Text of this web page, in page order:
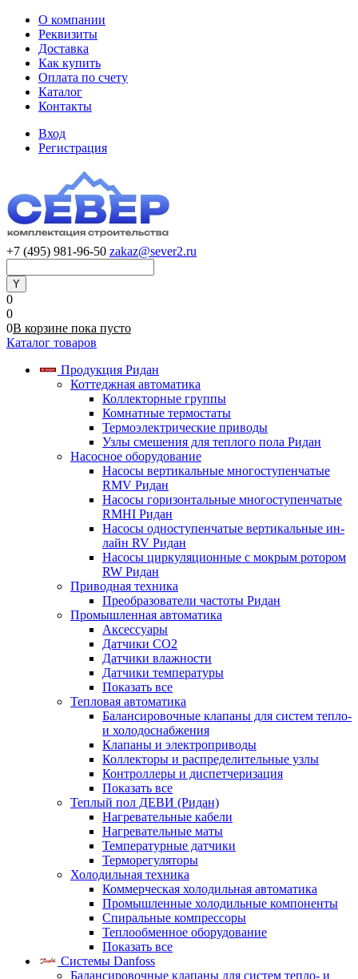
О компании
Реквизиты
Доставка
Как купить
Оплата по счету
Каталог
Контакты
Вход
Регистрация
+7 (495) 981-96-50 zakaz@sever2.ru
0
0
0В корзине пока пусто
Каталог товаров
Продукция Ридан
Коттеджная автоматика
Коллекторные группы
Комнатные термостаты
Термоэлектрические приводы
Узлы смешения для теплого пола Ридан
Насосное оборудование
Насосы вертикальные многоступенчатые
RMV Ридан
Насосы горизонтальные многоступенчатые
RMHI Ридан
Насосы одноступенчатые вертикальные ин-
лайн RV Ридан
Насосы циркуляционные с мокрым ротором
RW Ридан
Приводная техника
Преобразователи частоты Ридан
Промышленная автоматика
Аксессуары
Датчики CO2
Датчики влажности
Датчики температуры
Показать все
Тепловая автоматика
Балансировочные клапаны для систем тепло-
и холодоснабжения
Клапаны и электроприводы
Коллекторы и распределительные узлы
Контроллеры и диспетчеризация
Показать все
Теплый пол ДЕВИ (Ридан)
Нагревательные кабели
Нагревательные маты
Температурные датчики
Терморегуляторы
Холодильная техника
Коммерческая холодильная автоматика
Промышленные холодильные компоненты
Спиральные компрессоры
Теплообменное оборудование
Показать все
Системы Danfoss
Балансировочные клапаны для систем тепло- и